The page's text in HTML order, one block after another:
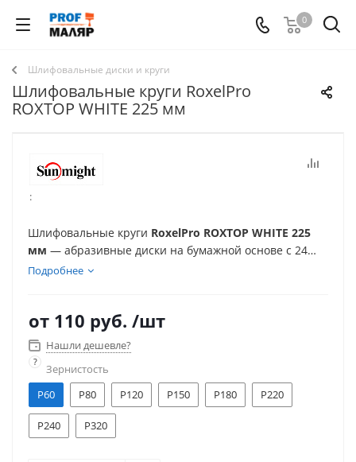
0
Шлифовальные диски и круги
Шлифовальные круги RoxelPro
ROXTOP WHITE 225 мм
:
Шлифовальные круги RoxelPro ROXTOP WHITE 225
мм — абразивные диски на бумажной основе с 24
отверстиями и креплением на липучке для
шпаклёвки, а также гипсовых штукатурок,
обеспечивая ровное шлифование поверхностей
класса Q3/Q4 и экономичный расход абразива на
больших площадях стен и потолков.
Подробнее
от 110 руб. /шт
Нашли дешевле?
?
Зернистость
P60
P80 P120 P150 P180 P220
P240 P320